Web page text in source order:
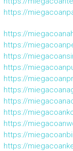
https://
https://
https://
https://
https://
https://
https://
https://
https://
https://
https://
https://